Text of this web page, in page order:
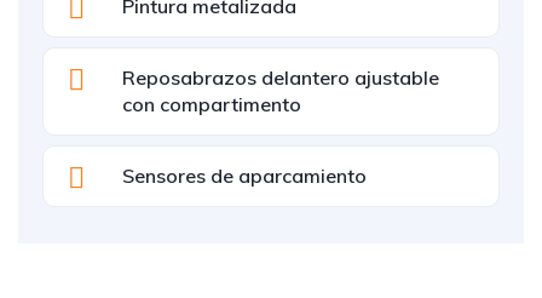
Pintura metalizada
Reposabrazos delantero ajustable
con compartimento
Sensores de aparcamiento